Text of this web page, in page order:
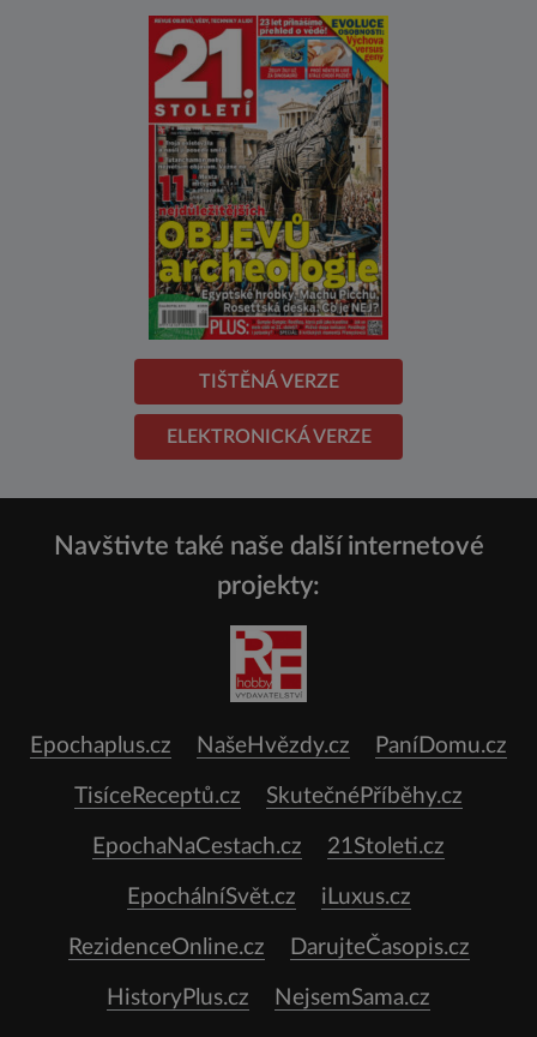
TIŠTĚNÁ VERZE
ELEKTRONICKÁ VERZE
Navštivte také naše další internetové
projekty:
Epochaplus.cz NašeHvězdy.cz PaníDomu.cz
TisíceReceptů.cz SkutečnéPříběhy.cz
EpochaNaCestach.cz 21Stoleti.cz
EpochálníSvět.cz iLuxus.cz
RezidenceOnline.cz DarujteČasopis.cz
HistoryPlus.cz NejsemSama.cz